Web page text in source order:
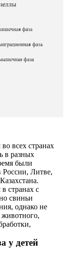
всех странах
в разных
были
России, Литве,
странах с
свиньи
однако не
у детей